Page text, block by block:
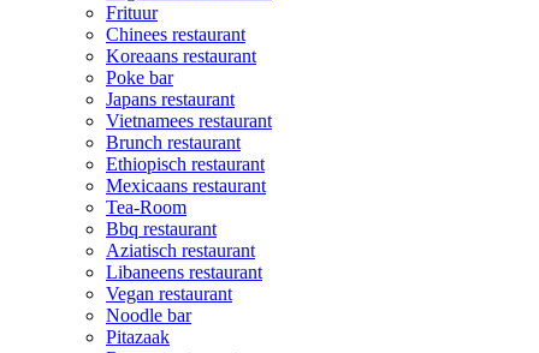
Frituur
Chinees restaurant
Koreaans restaurant
Poke bar
Japans restaurant
Vietnamees restaurant
Brunch restaurant
Ethiopisch restaurant
Mexicaans restaurant
Tea-Room
Bbq restaurant
Aziatisch restaurant
Libaneens restaurant
Vegan restaurant
Noodle bar
Pitazaak